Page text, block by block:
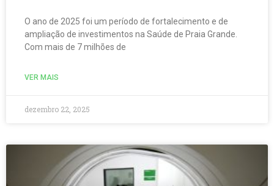
O ano de 2025 foi um período de fortalecimento e de
ampliação de investimentos na Saúde de Praia Grande.
Com mais de 7 milhões de
VER MAIS
dezembro 22, 2025